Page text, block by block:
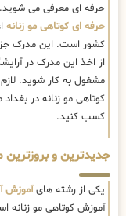
حرفه ای معرفی می شوید.
حرفه ای کوتاهی مو زنانه
کشور است. این مدرک
از اخذ این مدرک در
مشغول به کار شوید.
کوتاهی مو زنانه در بغداد
کسب کنید.
جدیدترین و بروزترین
یکی از رشته هایآموزش
آموزش کوتاهی مو زنانه